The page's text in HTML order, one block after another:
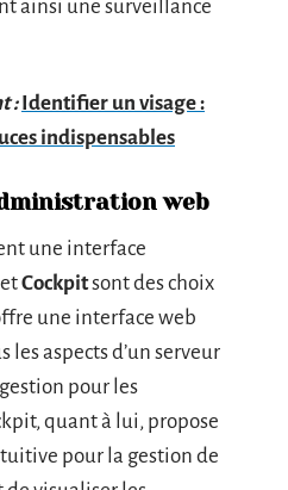
ainsi une surveillance
: Identifier un visage :
indispensables
web
une interface
etCockpitsont des choix
une interface web
aspects d’un serveur
pour les
quant à lui, propose
pour la gestion de